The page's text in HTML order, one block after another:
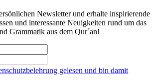
Newsletter und erhalte inspirierende
und interessante Neuigkeiten rund um das
Grammatik aus dem Qur´an!
gelesen und bin damit